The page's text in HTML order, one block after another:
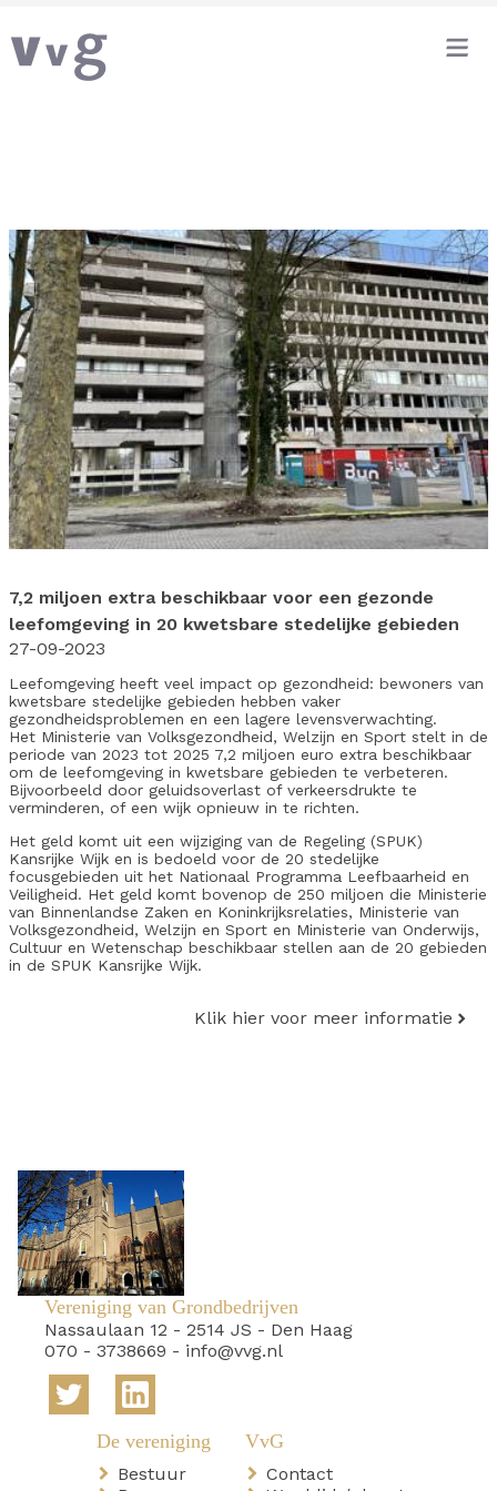
7,2 miljoen extra beschikbaar voor een gezonde
leefomgeving in 20 kwetsbare stedelijke gebieden
27-09-2023
Leefomgeving heeft veel impact op gezondheid: bewoners van
kwetsbare stedelijke gebieden hebben vaker
gezondheidsproblemen en een lagere levensverwachting.
Het Ministerie van Volksgezondheid, Welzijn en Sport stelt in de
periode van 2023 tot 2025 7,2 miljoen euro extra beschikbaar
om de leefomgeving in kwetsbare gebieden te verbeteren.
Bijvoorbeeld door geluidsoverlast of verkeersdrukte te
verminderen, of een wijk opnieuw in te richten.
Het geld komt uit een wijziging van de Regeling (SPUK)
Kansrijke Wijk en is bedoeld voor de 20 stedelijke
focusgebieden uit het Nationaal Programma Leefbaarheid en
Veiligheid. Het geld komt bovenop de 250 miljoen die Ministerie
van Binnenlandse Zaken en Koninkrijksrelaties, Ministerie van
Volksgezondheid, Welzijn en Sport en Ministerie van Onderwijs,
Cultuur en Wetenschap beschikbaar stellen aan de 20 gebieden
in de SPUK Kansrijke Wijk.
Klik hier voor meer informatie
Vereniging van Grondbedrijven
Nassaulaan 12 - 2514 JS - Den Haag
070 - 3738669 - info@vvg.nl
Bestuur
Contact